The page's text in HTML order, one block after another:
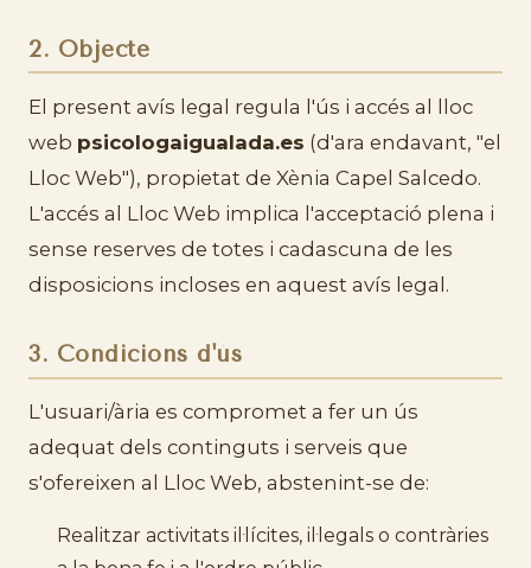
2. Objecte
El present avís legal regula l'ús i accés al lloc
web psicologaigualada.es (d'ara endavant, "el
Lloc Web"), propietat de Xènia Capel Salcedo.
L'accés al Lloc Web implica l'acceptació plena i
sense reserves de totes i cadascuna de les
disposicions incloses en aquest avís legal.
3. Condicions d'ús
L'usuari/ària es compromet a fer un ús
adequat dels continguts i serveis que
s'ofereixen al Lloc Web, abstenint-se de:
Realitzar activitats il·lícites, il·legals o contràries